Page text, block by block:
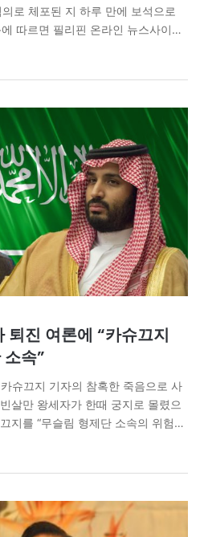
로 체포된 지 하루 만에 보석으로
따르면 필리핀 온라인 뉴스사이트
체포는 권력남용과 법의 무기화로
당신은 지금 분노를 표현하고 행동
퇴진 여론에 “카슈끄지
속”
슈끄지 기자의 참혹한 죽음으로 사
살만 왕세자가 한때 궁지로 몰렸으
지를 “무슬림 형제단 소속의 위험한
과 존 볼턴 국가안보보좌관과의 통
족들은 “지난 수년간 제기돼온 터무